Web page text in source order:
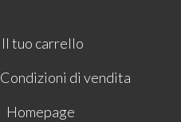
Il tuo carrello
Condizioni di vendita
Homepage